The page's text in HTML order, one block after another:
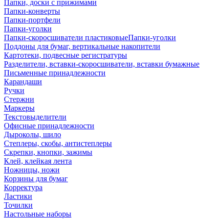
Папки, доски с прижимами
Папки-конверты
Папки-портфели
Папки-уголки
Папки-скоросшиватели пластиковыеПапки-уголки
Поддоны для бумаг, вертикальные накопители
Картотеки, подвесные регистратуры
Разделители, вставки-скоросшиватели, вставки бумажные
Письменные принадлежности
Карандаши
Ручки
Стержни
Маркеры
Текстовыделители
Офисные принадлежности
Дыроколы, шило
Степлеры, скобы, антистеплеры
Скрепки, кнопки, зажимы
Клей, клейкая лента
Ножницы, ножи
Корзины для бумаг
Корректура
Ластики
Точилки
Настольные наборы